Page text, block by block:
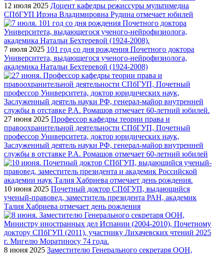
12 июля 2025 Доцент кафедры режиссуры мультимедиа
СПбГУП Ирэна Владимировна Рудина отмечает юбилей
7 июля 2025 101 год со дня рождения Почетного доктора
Университета, выдающегося ученого-нейрофизиолога,
академика Натальи Бехтеревой (1924-2008)
27 июня 2025 Профессор кафедры теории права и
правоохранительной деятельности СПбГУП, Почетный
профессор Университета, доктор юридических наук,
Заслуженный деятель науки РФ, генерал-майор внутренней
службы в отставке Р.А. Ромашов отмечает 60-летний юбилей
10 июня 2025 Почетный доктор СПбГУП, выдающийся
ученый-правовед, заместитель президента РАН, академик
Талия Хабриева отмечает день рождения
8 июня 2025 Заместителю Генерального секретаря ООН,